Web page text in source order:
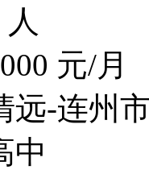
元/月
远-连州
中